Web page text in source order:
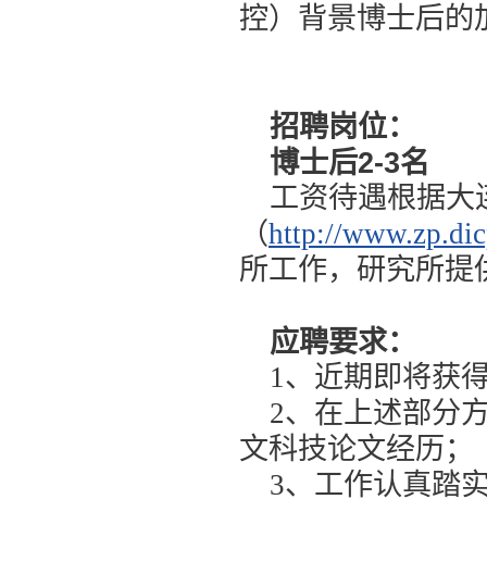
控）背景博士后的
招聘岗位：
博士后2-3名
工资待遇根据大
（http://
所工作，研究所提
应聘要求：
1、近期即将获
2、在上述部分
文科技论文经历；
3、工作认真踏